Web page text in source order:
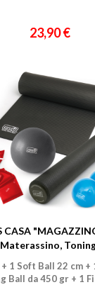
23,90 €
CASA
1 Soft Ball 22 cm +
Ball da 450 gr + 1